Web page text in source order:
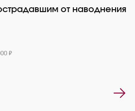
от наводнения
₽